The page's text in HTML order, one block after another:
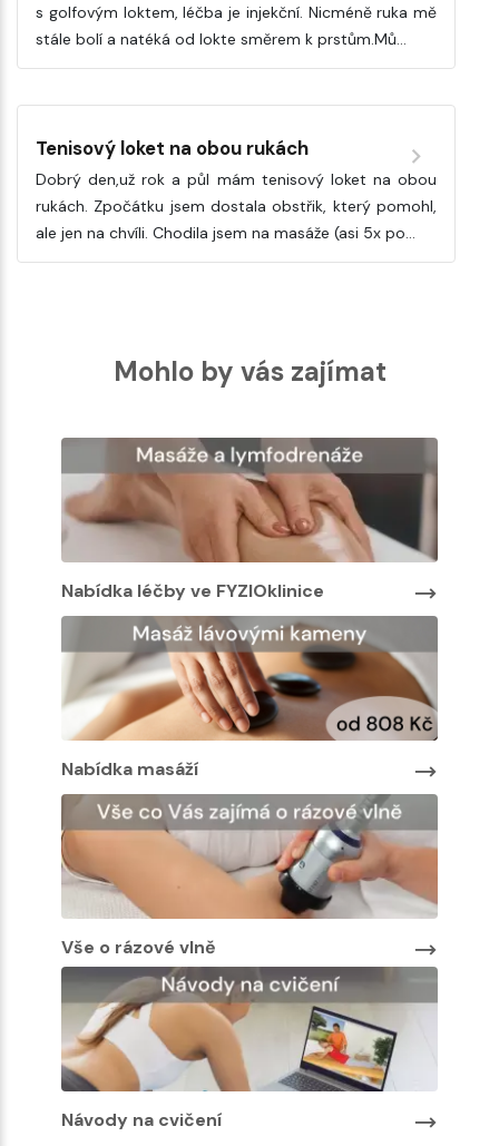
s golfovým loktem, léčba je injekční. Nicméně ruka mě
stále bolí a natéká od lokte směrem k prstům.Mů…
Tenisový loket na obou rukách
Dobrý den,už rok a půl mám tenisový loket na obou
rukách. Zpočátku jsem dostala obstřik, který pomohl,
ale jen na chvíli. Chodila jsem na masáže (asi 5x po…
Mohlo by vás zajímat
Nabídka léčby ve FYZIOklinice
Nabídka masáží
Vše o rázové vlně
Návody na cvičení